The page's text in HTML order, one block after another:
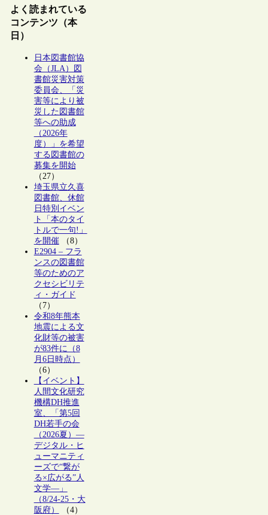
よく読まれている
コンテンツ（本
日）
日本図書館協
会（JLA）図
書館災害対策
委員会、「災
害等により被
災した図書館
等への助成
（2026年
度）」を希望
する図書館の
募集を開始
（27）
埼玉県立久喜
図書館、休館
日特別イベン
ト「本のタイ
トルで一句!」
を開催（8）
E2904 – フラ
ンスの図書館
等のためのア
クセシビリテ
ィ・ガイド
（7）
令和8年熊本
地震による文
化財等の被害
が83件に（8
月6日時点）
（6）
【イベント】
人間文化研究
機構DH推進
室、「第5回
DH若手の会
（2026夏）―
デジタル・ヒ
ューマニティ
ーズで“繋が
る×広がる”人
文学―」
（8/24-25・大
阪府）
（4）